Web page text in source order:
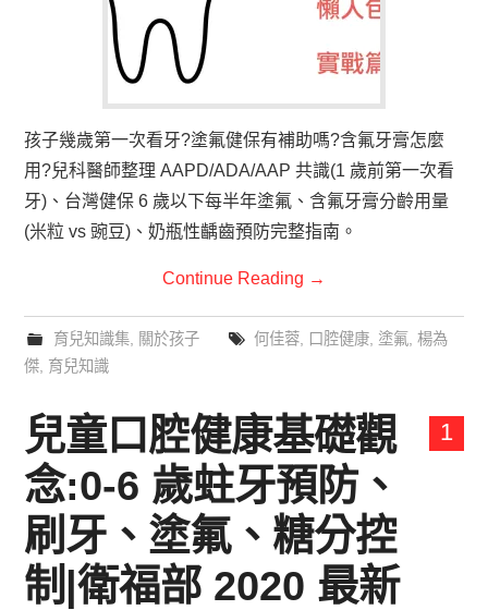
孩子幾歲第一次看牙?塗氟健保有補助嗎?含氟牙膏怎麼
用?兒科醫師整理 AAPD/ADA/AAP 共識(1 歲前第一次看
牙)、台灣健保 6 歲以下每半年塗氟、含氟牙膏分齡用量
(米粒 vs 豌豆)、奶瓶性齲齒預防完整指南。
Continue Reading →
育兒知識集, 關於孩子 何佳蓉, 口腔健康, 塗氟 楊為
傑 育兒知識
1
兒童口腔健康基礎觀
念:0-6 歲蛀牙預防、
刷牙、塗氟、糖分控
制|衛福部 2020 最新